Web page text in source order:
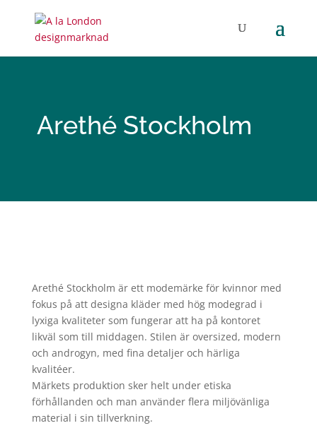
Arethé Stockholm
Arethé Stockholm är ett modemärke för kvinnor med
fokus på att designa kläder med hög modegrad i
lyxiga kvaliteter som fungerar att ha på kontoret
likväl som till middagen. Stilen är oversized, modern
och androgyn, med fina detaljer och härliga
kvalitéer.
Märkets produktion sker helt under etiska
förhållanden och man använder flera miljövänliga
material i sin tillverkning.